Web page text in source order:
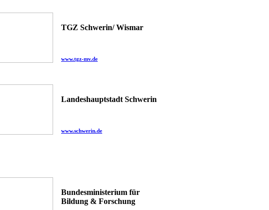
TGZ Schwerin/ Wismar
www.tgz-mv.de
Landeshauptstadt Schwerin
www.schwerin.de
Bundesministerium für
Bildung & Forschung